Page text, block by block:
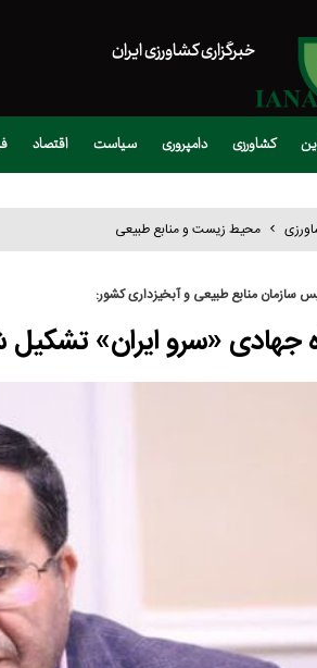
خبرگزاری کشاورزی ایران
کشاورزی دامپروری سیاست اقتصاد
محیط زیست و منابع طبیعی
سازمان منابع طبیعی و آبخیزداری کشور:
جهادی «سرو ایران»